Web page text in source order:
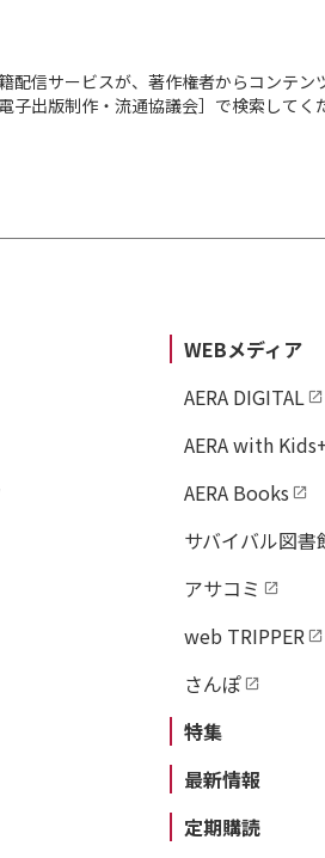
配信サービスが、著作権者からコンテ
子出版制作・流通協議会］で検索してく
WEBメディア
AERA DIGITAL
AERA with
AERA Books
サバイバル図書
アサコミ
web TRIPPER
さんぽ
特集
最新情報
定期購読